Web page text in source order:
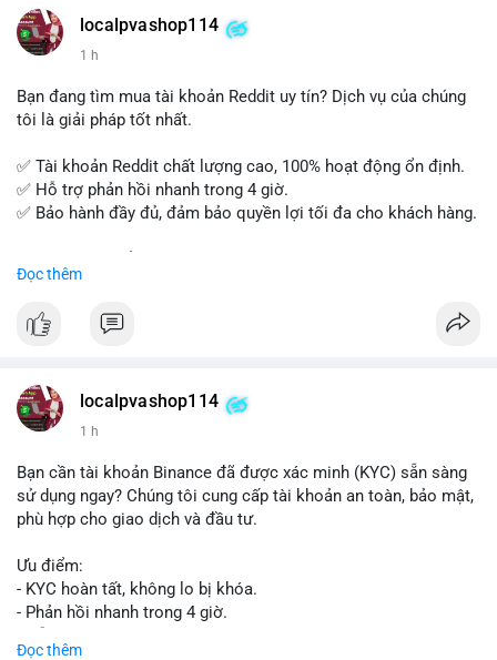
Đăng ký ngay hôm nay để nâng cao năng lực và mở rộng cơ
localpvashop114
1 h
Bạn đang tìm mua tài khoản Reddit uy tín? Dịch vụ của chúng
tôi là giải pháp tốt nhất.
✅ Tài khoản Reddit chất lượng cao, 100% hoạt động ổn định.
✅ Hỗ trợ phản hồi nhanh trong 4 giờ.
✅ Bảo hành đầy đủ, đảm bảo quyền lợi tối đa cho khách hàng.
📞 WhatsApp: +1 660 215-8938
📧 Email: localpvashop@gmail.com
của bạn!
Đọc thêm
localpvashop114
1 h
Bạn cần tài khoản Binance đã được xác minh (KYC) sẵn sàng
sử dụng ngay? Chúng tôi cung cấp tài khoản an toàn, bảo mật,
phù hợp cho giao dịch và đầu tư.
Ưu điểm:
- KYC hoàn tất, không lo bị khóa.
- Phản hồi nhanh trong 4 giờ.
Đọc thêm